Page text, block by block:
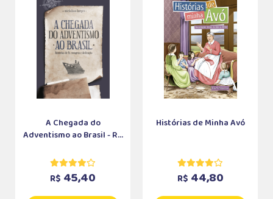
A Chegada do
Adventismo ao Brasil - R...
R$ 45,40
Histórias de Minha Avó
R$ 44,80